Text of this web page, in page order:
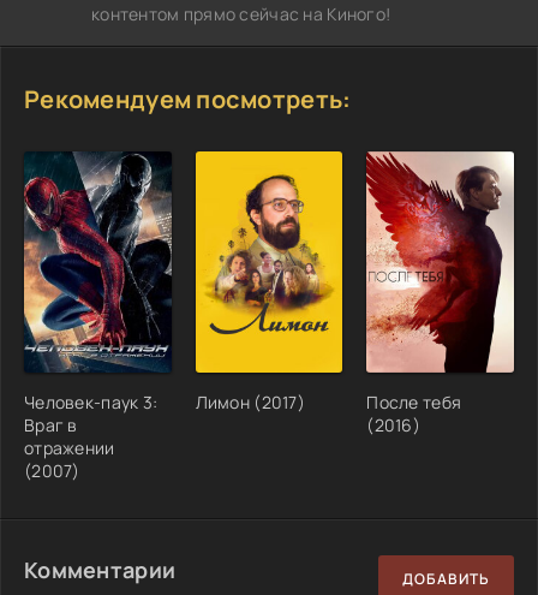
контентом прямо сейчас на Киного!
Рекомендуем посмотреть:
Человек-паук 3:
Враг в
отражении
(2007)
Лимон (2017)
После тебя
(2016)
Комментарии ДОБАВИТЬ